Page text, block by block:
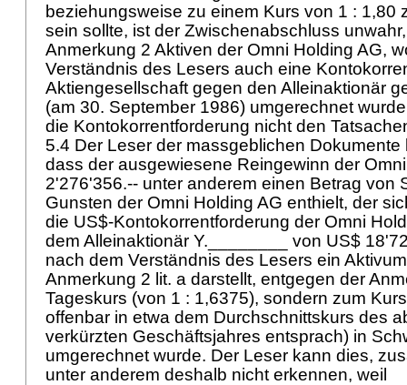
beziehungsweise zu einem Kurs von 1 : 1,80
sein sollte, ist der Zwischenabschluss
Anmerkung 2 Aktiven der Omni Holding AG,
Verständnis des Lesers auch eine
Aktiengesellschaft gegen den Alleinaktionär
(am 30. September 1986) umgerechnet
die Kontokorrentforderung nicht den
5.4 Der Leser der massgeblichen
dass der ausgewiesene Reingewinn der
2'276'356.-- unter anderem einen Betrag von
Gunsten der Omni Holding AG enthielt, der
die US$-Kontokorrentforderung der Omni
dem Alleinaktionär Y.________ von US$
nach dem Verständnis des Lesers ein
Anmerkung 2 lit. a darstellt, entgegen der
Tageskurs (von 1 : 1,6375), sondern zum
offenbar in etwa dem Durchschnittskurs des
verkürzten Geschäftsjahres entsprach) in
umgerechnet wurde. Der Leser kann dies,
unter anderem deshalb nicht erkennen, weil